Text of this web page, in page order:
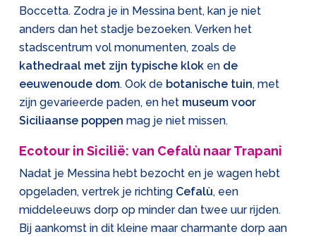
Boccetta. Zodra je in Messina bent, kan je niet
anders dan het stadje bezoeken. Verken het
stadscentrum vol monumenten, zoals de
kathedraal met zijn typische klok en de
eeuwenoude dom. Ook de botanische tuin, met
zijn gevarieerde paden, en het museum voor
Siciliaanse poppen mag je niet missen.
Ecotour in Sicilië: van Cefalù naar Trapani
Nadat je Messina hebt bezocht en je wagen hebt
opgeladen, vertrek je richting Cefalù, een
middeleeuws dorp op minder dan twee uur rijden.
Bij aankomst in dit kleine maar charmante dorp aan